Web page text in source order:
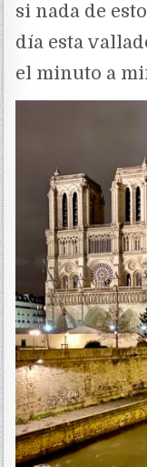
si nada de
día esta
el minuto a